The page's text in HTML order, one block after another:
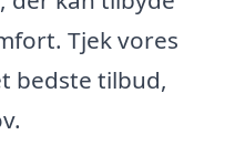
Tjek vores
bedste tilbud,